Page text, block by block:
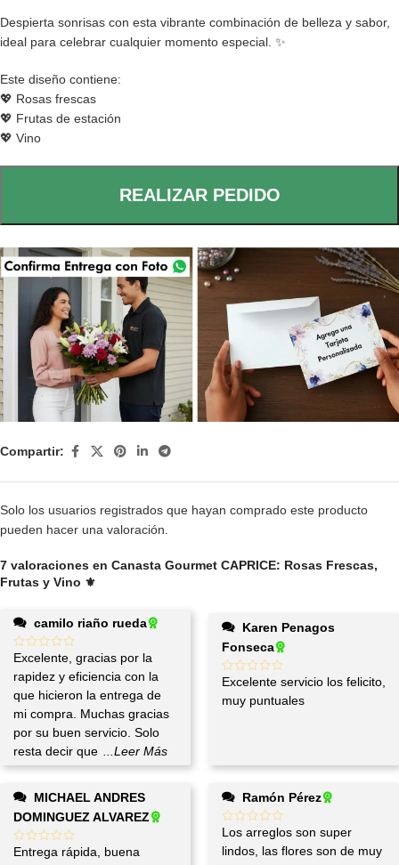
Despierta sonrisas con esta vibrante combinación de belleza y sabor,
ideal para celebrar cualquier momento especial. ✨
Este diseño contiene:
💖 Rosas frescas
💖 Frutas de estación
💖 Vino
REALIZAR PEDIDO
Compartir:
7 valoraciones en Canasta Gourmet CAPRICE: Rosas Frescas,
Frutas y Vino ⚜️
camilo riaño rueda
Excelente, gracias por la
rapidez y eficiencia con la
que hicieron la entrega de
mi compra. Muchas gracias
por su buen servicio. Solo
resta decir que
...Leer Más
Fonseca
Excelente servicio los felicito,
muy puntuales
DOMINGUEZ ALVAREZ
Entrega rápida, buena
Ramón Pérez
Los arreglos son super
lindos, las flores son de muy
Solo los usuarios registrados que hayan comprado este producto
pueden hacer una valoración.